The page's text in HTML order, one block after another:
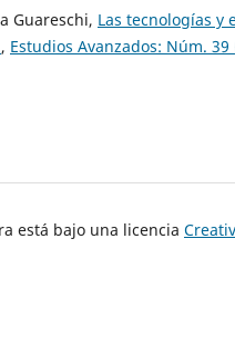
Guareschi, Las tecnologías y
, Estudios Avanzados: Núm. 39
está bajo una licencia